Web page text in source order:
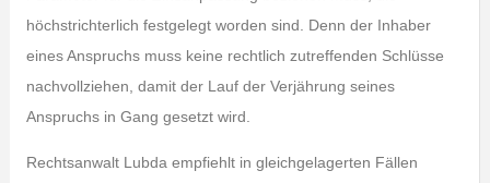
höchstrichterlich festgelegt worden sind. Denn der Inhaber
eines Anspruchs muss keine rechtlich zutreffenden Schlüsse
nachvollziehen, damit der Lauf der Verjährung seines
Anspruchs in Gang gesetzt wird.
Rechtsanwalt Lubda empfiehlt in gleichgelagerten Fällen